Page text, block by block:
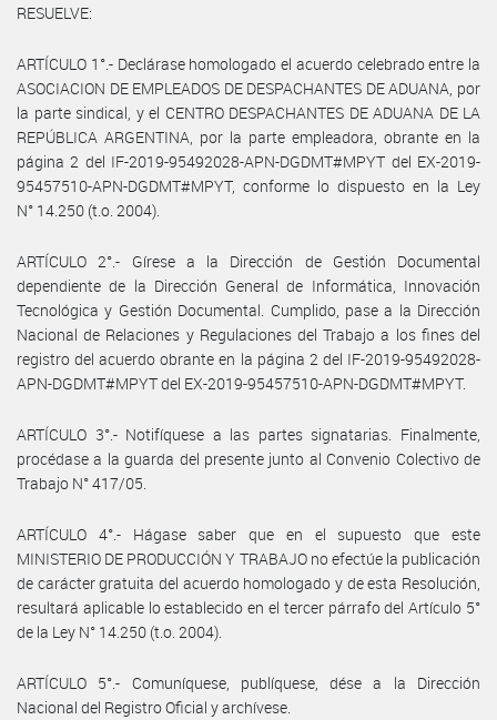
RESUELVE:
ARTÍCULO 1°.- Declárase homologado el acuerdo celebrado entre la
ASOCIACION DE EMPLEADOS DE DESPACHANTES DE ADUANA, por
la parte sindical, y el CENTRO DESPACHANTES DE ADUANA DE LA
REPÚBLICA ARGENTINA, por la parte empleadora, obrante en la
página 2 del IF-2019-95492028-APN-DGDMT#MPYT del EX-2019-
95457510-APN-DGDMT#MPYT, conforme lo dispuesto en la Ley
N° 14.250 (t.o. 2004).
ARTÍCULO 2°.- Gírese a la Dirección de Gestión Documental
dependiente de la Dirección General de Informática, Innovación
Tecnológica y Gestión Documental. Cumplido, pase a la Dirección
Nacional de Relaciones y Regulaciones del Trabajo a los fines del
registro del acuerdo obrante en la página 2 del IF-2019-95492028-
APN-DGDMT#MPYT del EX-2019-95457510-APN-DGDMT#MPYT.
ARTÍCULO 3°.- Notifíquese a las partes signatarias. Finalmente,
procédase a la guarda del presente junto al Convenio Colectivo de
Trabajo N° 417/05.
ARTÍCULO 4°.- Hágase saber que en el supuesto que este
MINISTERIO DE PRODUCCIÓN Y TRABAJO no efectúe la publicación
de carácter gratuita del acuerdo homologado y de esta Resolución,
resultará aplicable lo establecido en el tercer párrafo del Artículo 5°
de la Ley N° 14.250 (t.o. 2004).
ARTÍCULO 5°.- Comuníquese, publíquese, dése a la Dirección
Nacional del Registro Oficial y archívese.